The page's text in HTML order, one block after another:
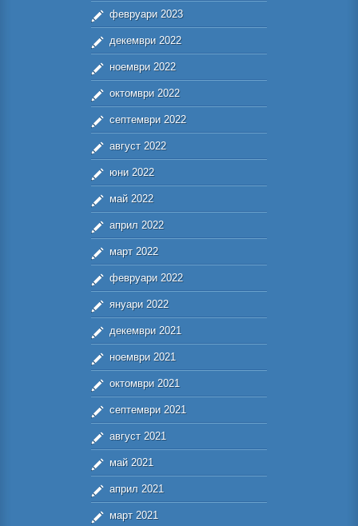
февруари 2023
декември 2022
ноември 2022
октомври 2022
септември 2022
август 2022
юни 2022
май 2022
април 2022
март 2022
февруари 2022
януари 2022
декември 2021
ноември 2021
октомври 2021
септември 2021
август 2021
май 2021
април 2021
март 2021